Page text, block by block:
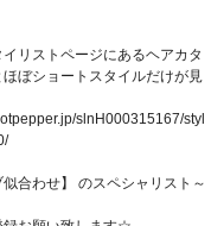
リストページにあるヘアカタ
ほぼショートスタイルだけが見
slnH000315167/styl
似合わせ】 のスペシャリスト～